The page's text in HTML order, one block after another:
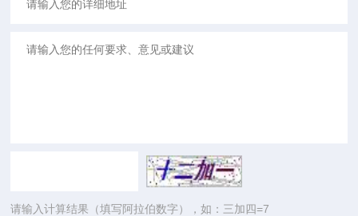
请输入计算结果（填写阿拉伯数字），如：三加四=7